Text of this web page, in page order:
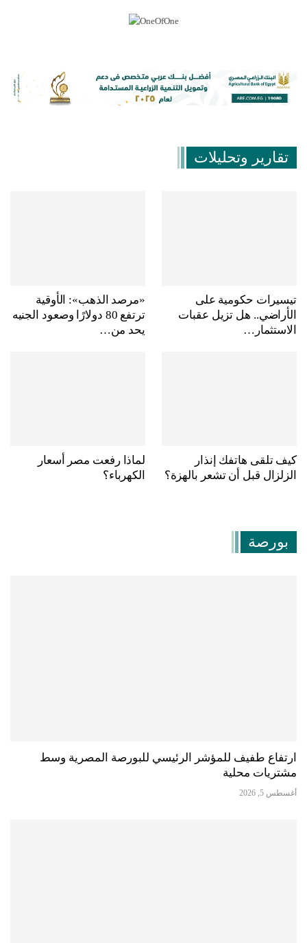
تقارير وتحليلات
تيسيرات حكومية على
الأراضي.. هل تزيل عقبات
الاستثمار…
«مرصد الذهب»: الأوقية
ترتفع 80 دولارًا وصعود الجنيه
يحد من…
كيف تلقى هاتفك إنذار
الزلزال قبل أن تشعر بالهزة؟
لماذا رفعت مصر أسعار
الكهرباء؟
بورصة
ارتفاع طفيف للمؤشر الرئيسي للبورصة المصرية وسط
مشتريات محلية
أغسطس 5, 2026